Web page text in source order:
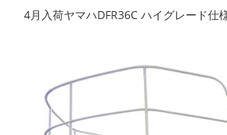
4月入荷ヤマハDFR36C ハイグレード仕